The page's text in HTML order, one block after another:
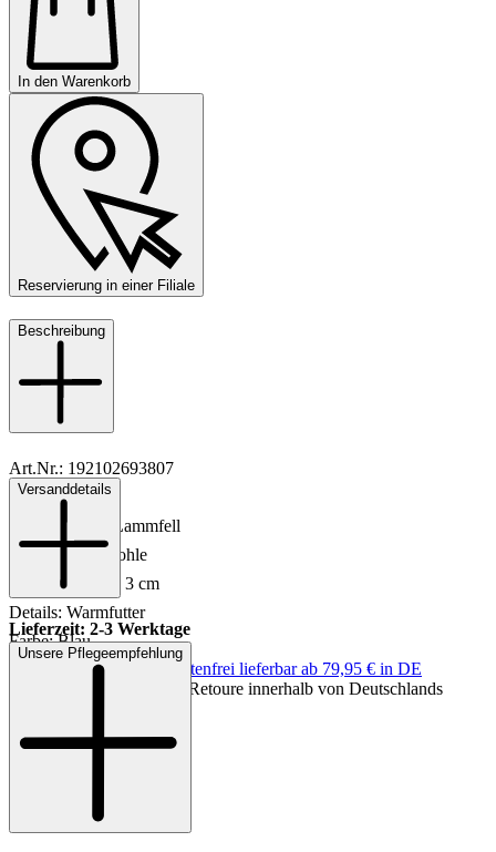
In den Warenkorb
Reservierung in einer Filiale
Beschreibung
Art.Nr.: 192102693807
Material: Leder
Innenmaterial: Lammfell
Sohle: Gummisohle
Absatzhöhe: ca. 3 cm
Details: Warmfutter
Farbe: Blau
Versanddetails
Lieferzeit: 2-3 Werktage
Keine Versandkosten:
kostenfrei lieferbar ab 79,95 € in DE
Einfache und Kostenlose Retoure innerhalb von Deutschlands
Unsere Pflegeempfehlung